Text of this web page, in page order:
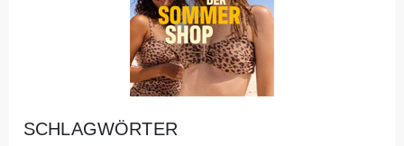
SCHLAGWÖRTER